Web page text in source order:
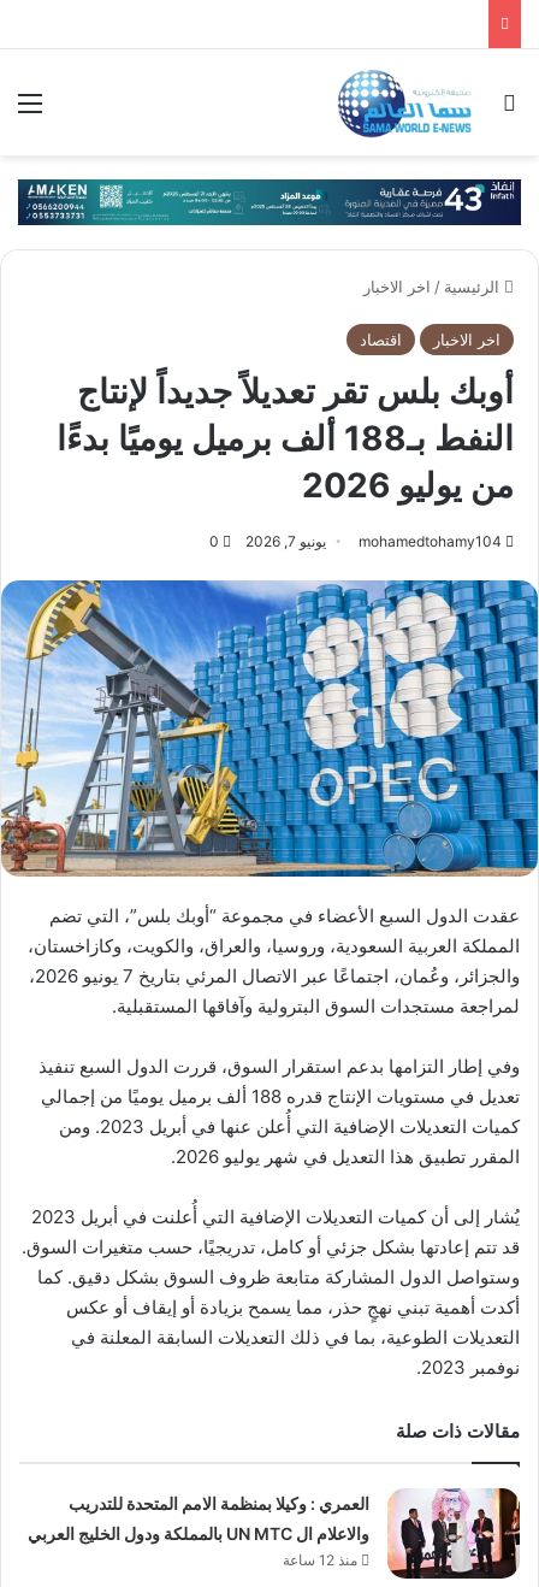
بحث عن
الرئيسية / اخر الاخبار
اخر الاخبار اقتصاد
أوبك بلس تقر تعديلاً جديداً لإنتاج
النفط بـ188 ألف برميل يوميًا بدءًا
من يوليو 2026
mohamedtohamy104 يونيو 7, 2026 0
عقدت الدول السبع الأعضاء في مجموعة “أوبك بلس”، التي تضم
المملكة العربية السعودية، وروسيا، والعراق، والكويت، وكازاخستان،
والجزائر، وعُمان، اجتماعًا عبر الاتصال المرئي بتاريخ 7 يونيو 2026،
لمراجعة مستجدات السوق البترولية وآفاقها المستقبلية.
وفي إطار التزامها بدعم استقرار السوق، قررت الدول السبع تنفيذ
تعديل في مستويات الإنتاج قدره 188 ألف برميل يوميًا من إجمالي
كميات التعديلات الإضافية التي أُعلن عنها في أبريل 2023. ومن
المقرر تطبيق هذا التعديل في شهر يوليو 2026.
يُشار إلى أن كميات التعديلات الإضافية التي أُعلنت في أبريل 2023
قد تتم إعادتها بشكل جزئي أو كامل، تدريجيًا، حسب متغيرات السوق.
وستواصل الدول المشاركة متابعة ظروف السوق بشكل دقيق. كما
أكدت أهمية تبني نهجٍ حذر، مما يسمح بزيادة أو إيقاف أو عكس
التعديلات الطوعية، بما في ذلك التعديلات السابقة المعلنة في
نوفمبر 2023.
مقالات ذات صلة
العمري : وكيلا بمنظمة الامم المتحدة للتدريب
والاعلام ال UN MTC بالمملكة ودول الخليج العربي
منذ 12 ساعة